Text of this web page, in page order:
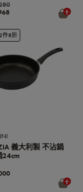
件8折
義大利製 不沾鍋
24cm